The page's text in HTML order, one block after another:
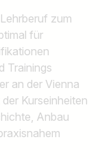
zum
für
Trainings
an der Vienna
Kurseinheiten
Anbau